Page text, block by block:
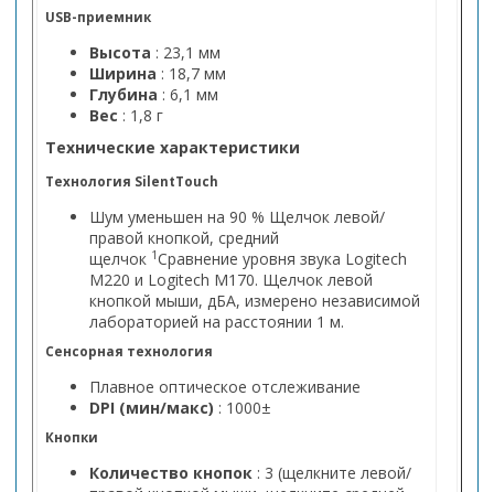
USB-приемник
Высота : 23,1 мм
Ширина : 18,7 мм
Глубина : 6,1 мм
Вес : 1,8 г
Технические характеристики
Технология SilentTouch
Шум уменьшен на 90 % Щелчок левой/
правой кнопкой, средний
щелчок 1Сравнение уровня звука Logitech
M220 и Logitech M170. Щелчок левой
кнопкой мыши, дБА, измерено независимой
лабораторией на расстоянии 1 м.
Сенсорная технология
Плавное оптическое отслеживание
DPI (мин/макс) : 1000±
Кнопки
Количество кнопок : 3 (щелкните левой/